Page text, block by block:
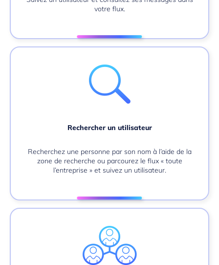
votre flux.
Rechercher un utilisateur
Recherchez une personne par son nom à l’aide de la
zone de recherche ou parcourez le flux « toute
l’entreprise » et suivez un utilisateur.